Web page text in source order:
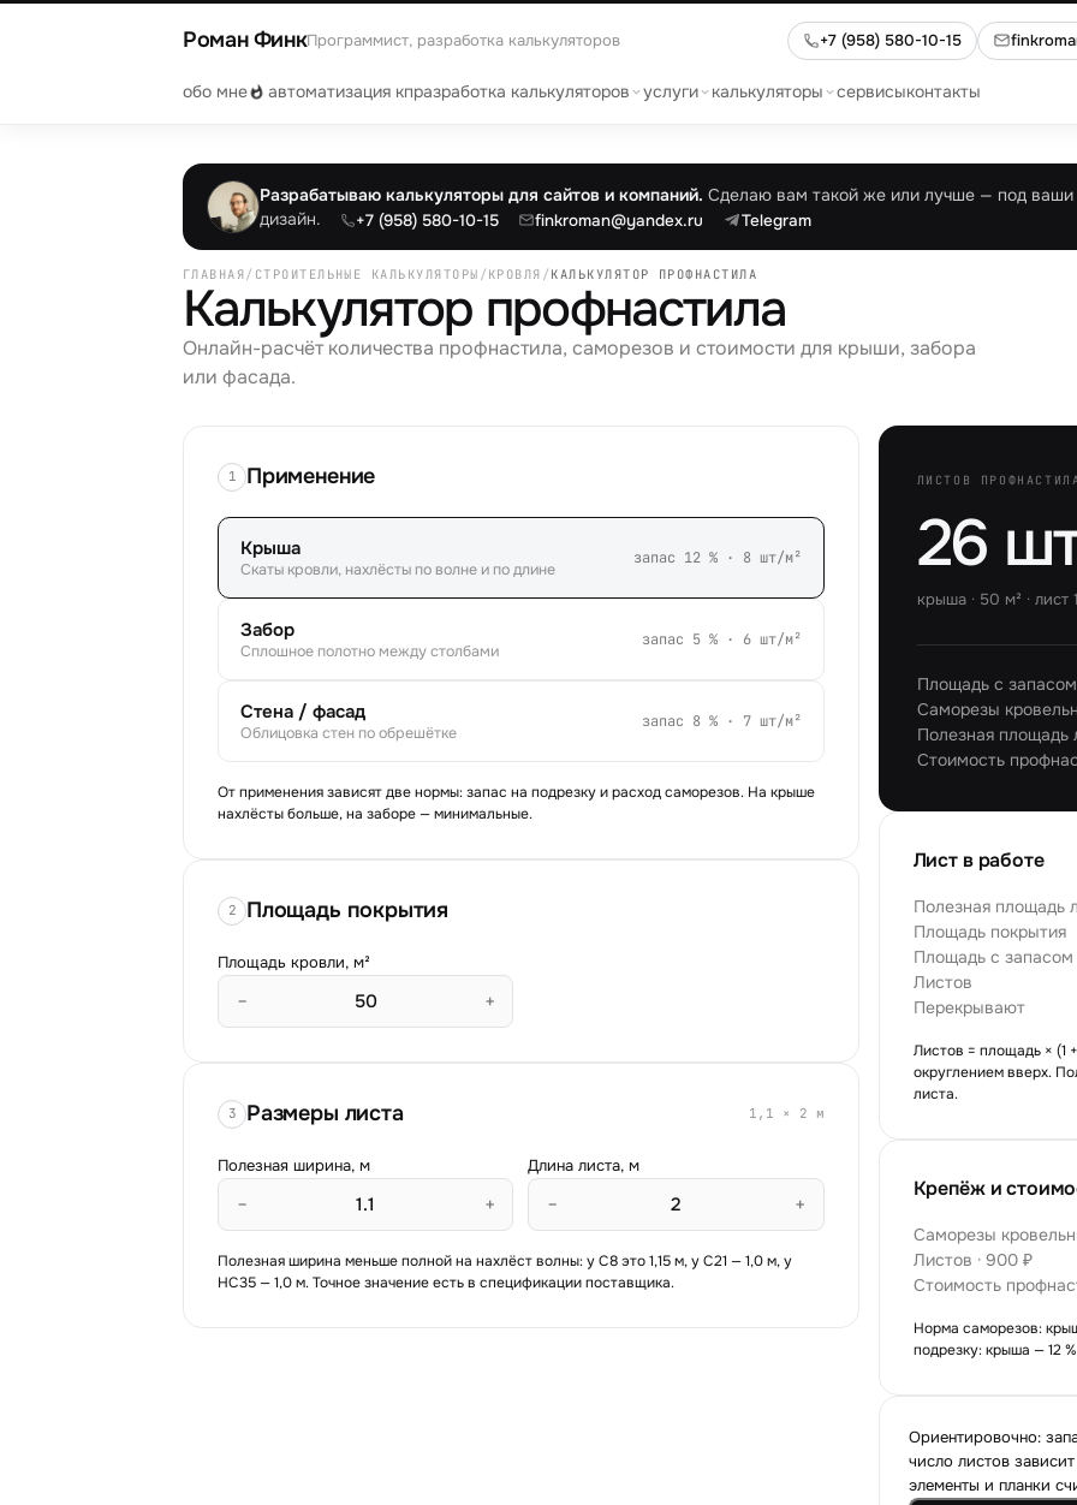
Роман ФинкПрограммист, разработка калькуляторов +7 (958) 580-10-15
обо мне автоматизация кпразработка калькуляторов услуги калькуляторы сервисыконтакты
Разрабатываю калькуляторы для сайтов и компаний. Сделаю вам такой же или лучше — под ваши
дизайн.
+7 (958) 580-10-15 finkroman@yandex.ru Telegram
ГЛАВНАЯ/ СТРОИТЕЛЬНЫЕ КАЛЬКУЛЯТОРЫ / КРОВЛЯ / КАЛЬКУЛЯТОР ПРОФНАСТИЛА
Калькулятор профнастила
Онлайн-расчёт количества профнастила, саморезов и стоимости для крыши, забора
или фасада.
1 Применение
Крыша
Скаты кровли, нахлёсты по волне и по длине
запас 12% · 8шт/м²
Забор
Сплошное полотно между столбами
запас 5 % · 6шт/м²
Стена / фасад
Облицовка стен по обрешётке
запас 8% · 7шт/м²
От применения зависят две нормы: запас на подрезку и расход саморезов. На крыше
нахлёсты больше, на заборе — минимальные.
2 Площадь покрытия
Площадь кровли, м²
− +
3 Размеры листа 1,1 × 2 м
Полезная ширина, м
− +
Длина листа, м
− +
Полезная ширина меньше полной на нахлёст волны: у С8 это 1,15 м, у С21 — 1,0 м, у
НС35 — 1,0 м. Точное значение есть в спецификации поставщика.
ЛИСТОВ
26
крыша· 50 м² · лист
Площадь с запасом
Саморезы
Полезная площадь
Стоимость
Лист в работе
Полезная площадь
Площадь покрытия
Площадь с запасом
Листов
Перекрывают
Листов = площадь × (1
округлением вверх.
листа.
Крепёж и
Саморезы
Листов · 900 ₽
Стоимость
Норма саморезов:
подрезку: крыша — 12
Ориентировочно:
число листов
элементы и планки